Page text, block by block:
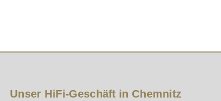
Herzstück der Serie ist der weiterentwickelte Air
Unser HiFi-Geschäft in Chemnitz